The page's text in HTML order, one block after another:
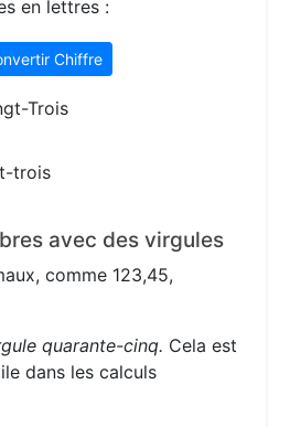
en lettres :
Chiffre
Trois
trois
avec des virgules
comme 123,45,
quarante-cinq. Cela est
dans les calculs